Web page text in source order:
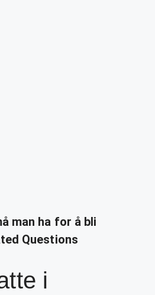
man ha for å bli
Questions
i